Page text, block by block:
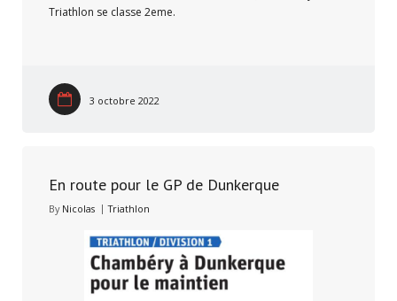
Triathlon se classe 2eme.
3 octobre 2022
En route pour le GP de Dunkerque
By Nicolas Triathlon